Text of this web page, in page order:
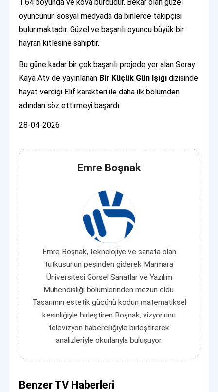
1.64 boyunda ve kova burcudur. Bekar olan güzel
oyuncunun sosyal medyada da binlerce takipçisi
bulunmaktadır. Güzel ve başarılı oyuncu büyük bir
hayran kitlesine sahiptir.
Bu güne kadar bir çok başarılı projede yer alan Seray
Kaya Atv de yayınlanan Bir Küçük Gün Işığıdizisinde
hayat verdiği Elif karakteri ile daha ilk bölümden
adından söz ettirmeyi başardı.
28-04-2026
Emre Boşnak
Emre Boşnak, teknolojiye ve sanata olan
tutkusunun peşinden giderek Marmara
Üniversitesi Görsel Sanatlar ve Yazılım
Mühendisliği bölümlerinden mezun oldu.
Tasarımın estetik gücünü kodun matematiksel
kesinliğiyle birleştiren Boşnak, vizyonunu
televizyon haberciliğiyle birleştirerek
analizleriyle okurlarıyla buluşuyor.
Benzer TV Haberleri